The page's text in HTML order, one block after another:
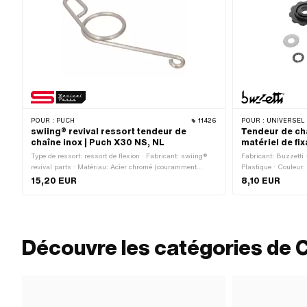
POUR : PUCH 11426
swiing® revival ressort tendeur de
chaîne inox | Puch X30 NS, NL
Type de ressort: ressort de flexion · Fabricant: swiing®
revival parts · Matériau: Acier chromé (couramment
appelé Nirosta) · Puch numéro OEM: 349.1.28.525.1
15,20 EUR
POUR : UNIVERSEL ·
Tendeur de
matériel de
Fabricant: Buzzetti
Plastique ·
du rouleau de
la chaîne: 10.3 mm
8,10 EUR
Découvre les catégories de